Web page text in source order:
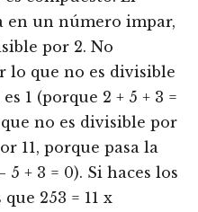
en un número impar,
por 2. No
lo que no es divisible
1 (porque 2 + 5 + 3 =
que no es divisible por
11, porque pasa la
5 + 3 = 0). Si haces los
253 = 11 x